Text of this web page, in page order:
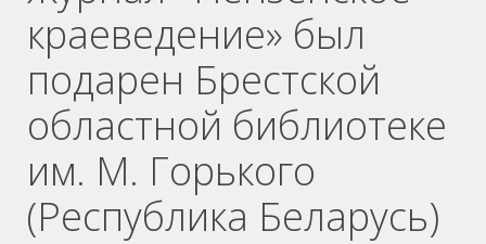
краеведение» был
подарен Брестской
областной библиотеке
им. М. Горького
(Республика Беларусь)